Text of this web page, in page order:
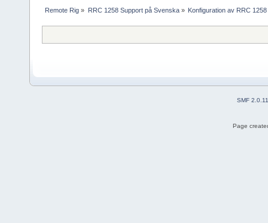
Remote Rig » RRC 1258 Support på Svenska» Konfiguration av RRC 1258
SMF 2.0.11
Page